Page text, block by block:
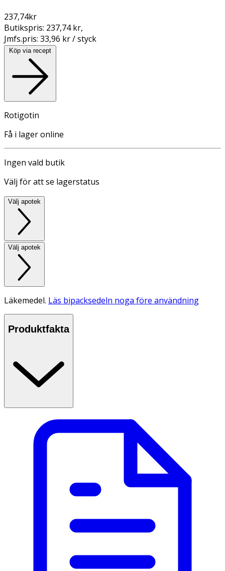
237,74kr
Butikspris: 237,74 kr,
Jmfs.pris: 33,96 kr / styck
Köp via recept
Rotigotin
Få i lager online
Ingen vald butik
Välj för att se lagerstatus
Välj apotek
Välj apotek
Läkemedel. Läs bipacksedeln noga före användning
Produktfakta